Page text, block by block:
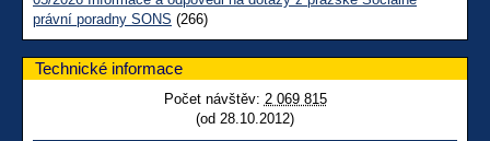
právní poradny SONS (266)
Technické informace
Počet návštěv: 2 069 815
(od 28.10.2012)